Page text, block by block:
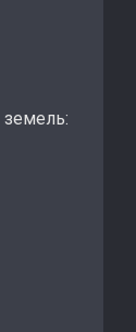
земель: